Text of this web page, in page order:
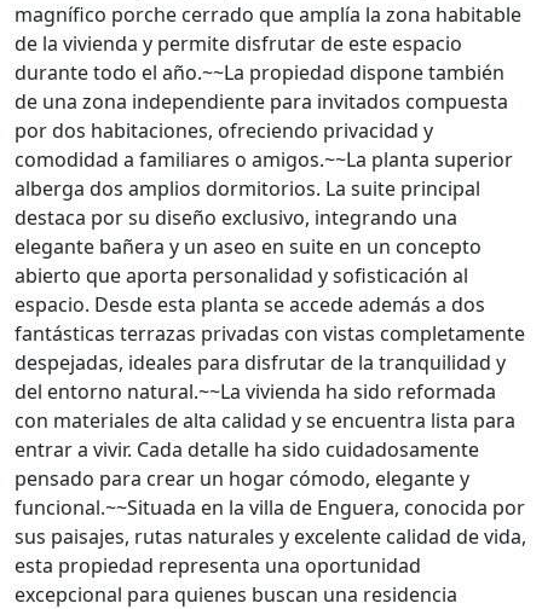
magnífico porche cerrado que amplía la zona habitable
de la vivienda y permite disfrutar de este espacio
durante todo el año.~~La propiedad dispone también
de una zona independiente para invitados compuesta
por dos habitaciones, ofreciendo privacidad y
comodidad a familiares o amigos.~~La planta superior
alberga dos amplios dormitorios. La suite principal
destaca por su diseño exclusivo, integrando una
elegante bañera y un aseo en suite en un concepto
abierto que aporta personalidad y sofisticación al
espacio. Desde esta planta se accede además a dos
fantásticas terrazas privadas con vistas completamente
despejadas, ideales para disfrutar de la tranquilidad y
del entorno natural.~~La vivienda ha sido reformada
con materiales de alta calidad y se encuentra lista para
entrar a vivir. Cada detalle ha sido cuidadosamente
pensado para crear un hogar cómodo, elegante y
funcional.~~Situada en la villa de Enguera, conocida por
sus paisajes, rutas naturales y excelente calidad de vida,
esta propiedad representa una oportunidad
excepcional para quienes buscan una residencia